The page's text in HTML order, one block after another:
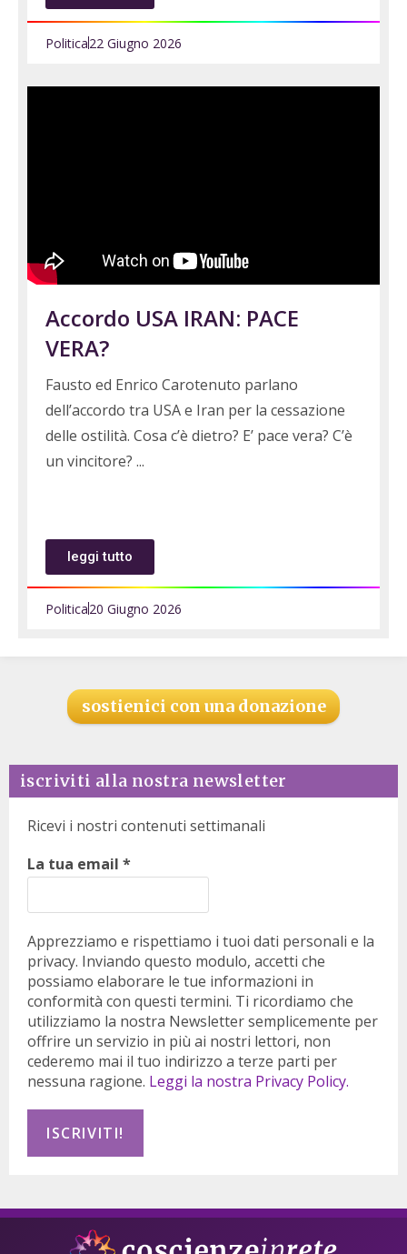
Politica22 Giugno 2026
Accordo USA IRAN: PACE
VERA?
Fausto ed Enrico Carotenuto parlano
dell’accordo tra USA e Iran per la cessazione
delle ostilità. Cosa c’è dietro? E’ pace vera? C’è
un vincitore?
leggi tutto
Politica20 Giugno 2026
sostienici con una donazione
iscriviti alla nostra newsletter
Ricevi i nostri contenuti settimanali
La tua email *
Apprezziamo e rispettiamo i tuoi dati personali e la
privacy. Inviando questo modulo, accetti che
possiamo elaborare le tue informazioni in
conformità con questi termini. Ti ricordiamo che
utilizziamo la nostra Newsletter semplicemente per
offrire un servizio in più ai nostri lettori, non
cederemo mai il tuo indirizzo a terze parti per
nessuna ragione. Leggi la nostra Privacy Policy.